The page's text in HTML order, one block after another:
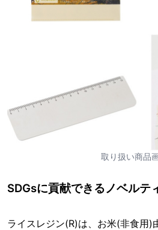
取り扱い商品
SDGsに貢献できるノベルテ
ライスレジン(R)は、お米(非食用)